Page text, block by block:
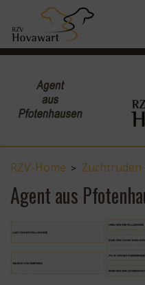
RZV-Home > Zuchtrüden
Agent aus